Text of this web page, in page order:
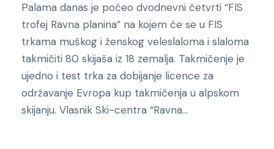
Palama danas je počeo dvodnevni četvrti “FIS
trofej Ravna planina” na kojem će se u FIS
trkama muškog i ženskog veleslaloma i slaloma
takmičiti 80 skijaša iz 18 zemalja. Takmičenje je
ujedno i test trka za dobijanje licence za
održavanje Evropa kup takmičenja u alpskom
skijanju. Vlasnik Ski-centra “Ravna...